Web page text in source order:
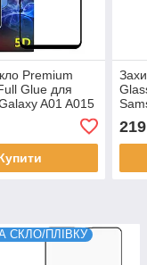
Premium
Glue для
A01 A015
219
СКЛО/ПЛІВКУ